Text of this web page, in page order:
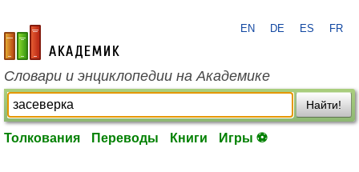
academic.ru
EN DE ES FR
Словари и энциклопедии на Академике
Найти!
Толкования Переводы Книги Игры ⚽